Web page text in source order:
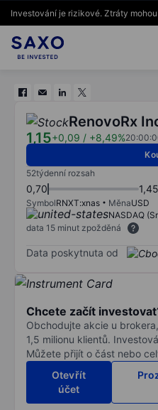
Investování je rizikové. Ztráty
RenovoRx
1,15+0,09 / +8,49%
52týdenní rozsah
0,70 1,45
SymbolRNXT:xnas MěnaUSD
NASDAQ
data 15 minut zpožděná
Data poskytnuta od
Chcete začít
Obchodujte akcie u
1,5 milionu klientů.
Můžete přijít o část nebo
Otevřít
účet